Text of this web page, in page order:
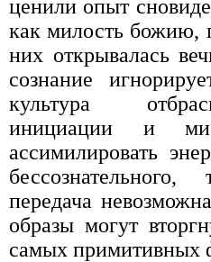
ценили опыт
как милость божию,
них открывалась
сознание
культура
инициации и
ассимилировать
передача
образы могут
самых примитивных